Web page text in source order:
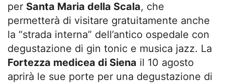
per Santa Maria della Scala, che
permetterà di visitare gratuitamente anche
la “strada interna” dell’antico ospedale con
degustazione di gin tonic e musica jazz. La
Fortezza medicea di Siena il 10 agosto
aprirà le sue porte per una degustazione di